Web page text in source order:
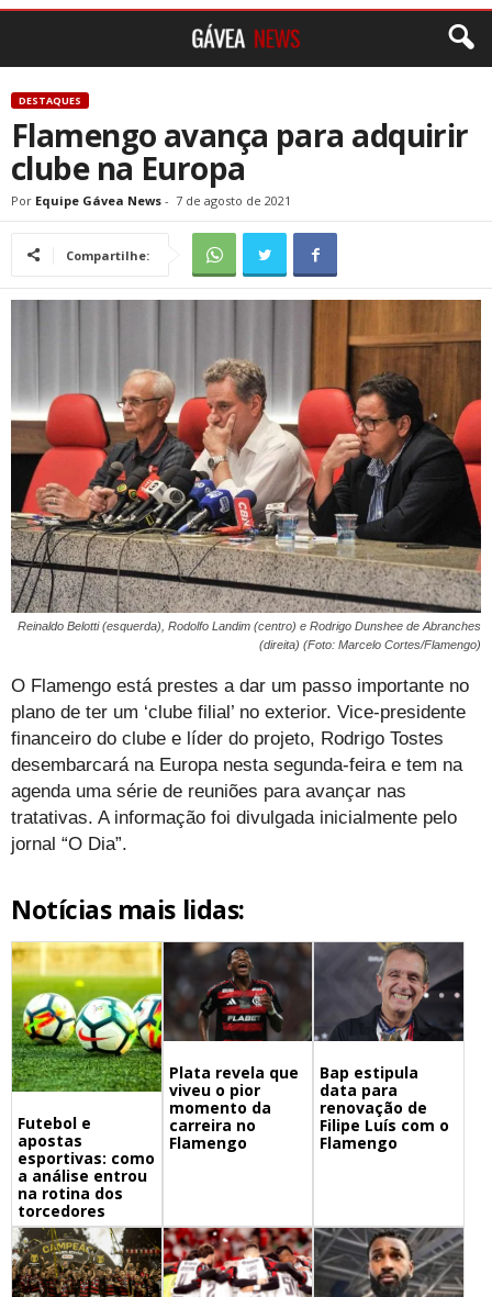
DESTAQUES
Flamengo avança para adquirir
clube na Europa
Por Equipe Gávea News - 7 de agosto de 2021
Compartilhe:
Reinaldo Belotti (esquerda), Rodolfo Landim (centro) e Rodrigo Dunshee de Abranches
(direita) (Foto: Marcelo Cortes/Flamengo)
O Flamengo está prestes a dar um passo importante no
plano de ter um ‘clube filial’ no exterior. Vice-presidente
financeiro do clube e líder do projeto, Rodrigo Tostes
desembarcará na Europa nesta segunda-feira e tem na
agenda uma série de reuniões para avançar nas
tratativas. A informação foi divulgada inicialmente pelo
jornal “O Dia”.
Notícias mais lidas:
Futebol e
apostas
esportivas: como
a análise entrou
na rotina dos
torcedores
Plata revela que
viveu o pior
momento da
carreira no
Flamengo
Bap estipula
data para
renovação de
Filipe Luís com o
Flamengo